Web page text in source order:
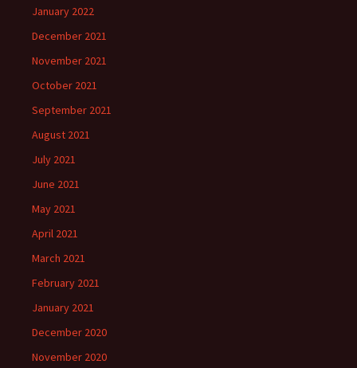
January 2022
December 2021
November 2021
October 2021
September 2021
August 2021
July 2021
June 2021
May 2021
April 2021
March 2021
February 2021
January 2021
December 2020
November 2020